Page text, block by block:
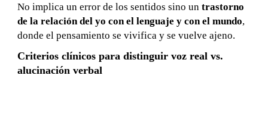
No implica un error de los sentidos sino untrastorno
de la relación del yo con el lenguaje y con el mundo,
donde el pensamiento se vivifica y se vuelve ajeno.
Criterios clínicos para distinguir voz real vs.
alucinación verbal